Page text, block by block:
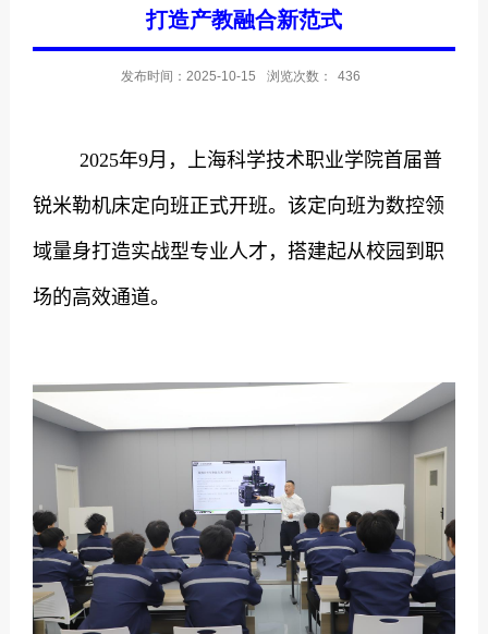
打造产教融合新范式
发布时间：2025-10-15 浏览次数： 436
2025年9月，上海科学技术职业学院首届普
锐米勒机床定向班正式开班。该定向班为数控领
域量身打造实战型专业人才，搭建起从校园到职
场的高效通道。